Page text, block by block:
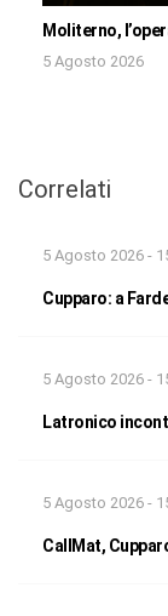
Moliterno,
5 Agosto 2026
Correlati
5 Agosto 2026 -
Cupparo: a
5 Agosto 2026 -
Latronico
5 Agosto 2026 -
CallMat,